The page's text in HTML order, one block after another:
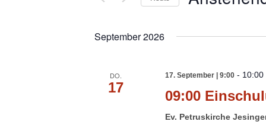
September 2026
DO.
17
17. September | 9:00 - 10:00
09:00
Ev. Petruskirche